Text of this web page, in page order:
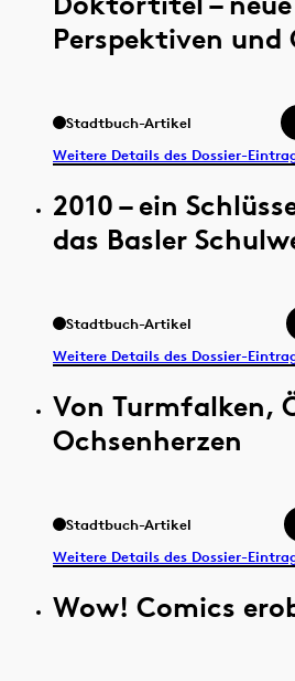
Perspektiven und
Stadtbuch-Artikel
Weitere Details des Dossier-
2010 – ein
das Basler
Stadtbuch-Artikel
Weitere Details des Dossier-
Von Turmfalken,
Ochsenherzen
Stadtbuch-Artikel
Weitere Details des Dossier-
Wow! Comics